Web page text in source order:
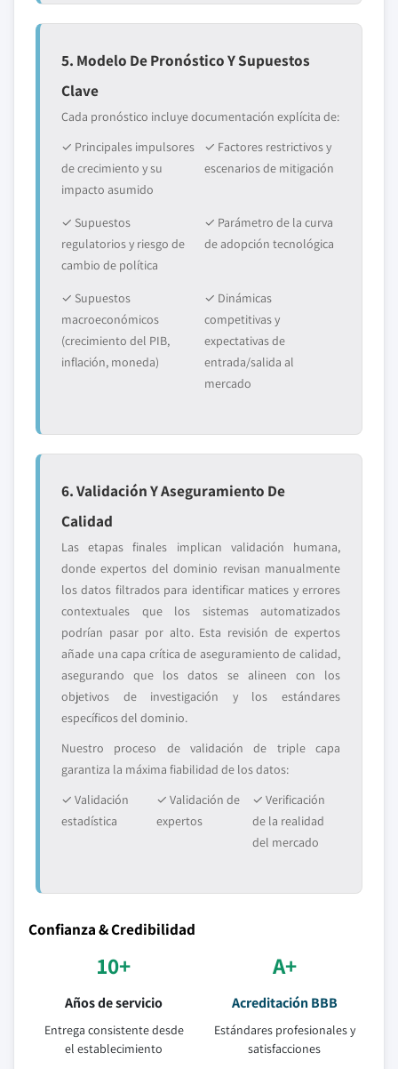
5. Modelo De Pronóstico Y Supuestos
Clave
Cada pronóstico incluye documentación explícita de:
✓ Principales impulsores
de crecimiento y su
impacto asumido
✓ Factores restrictivos y
escenarios de mitigación
✓ Supuestos
regulatorios y riesgo de
cambio de política
✓ Parámetro de la curva
de adopción tecnológica
✓ Supuestos
macroeconómicos
(crecimiento del PIB,
inflación, moneda)
✓ Dinámicas
competitivas y
expectativas de
entrada/salida al
mercado
6. Validación Y Aseguramiento De
Calidad
Las etapas finales implican validación humana,
donde expertos del dominio revisan manualmente
los datos filtrados para identificar matices y errores
contextuales que los sistemas automatizados
podrían pasar por alto. Esta revisión de expertos
añade una capa crítica de aseguramiento de calidad,
asegurando que los datos se alineen con los
objetivos de investigación y los estándares
específicos del dominio.
Nuestro proceso de validación de triple capa
garantiza la máxima fiabilidad de los datos:
✓ Validación
estadística
✓ Validación de
expertos
✓ Verificación
de la realidad
del mercado
Confianza & Credibilidad
10+
Años de servicio
Entrega consistente desde
el establecimiento
A+
Acreditación BBB
Estándares profesionales y
satisfacciones